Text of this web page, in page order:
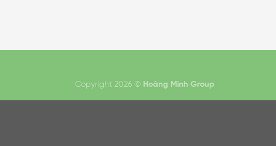
Copyright 2026 © Hoàng Minh Group